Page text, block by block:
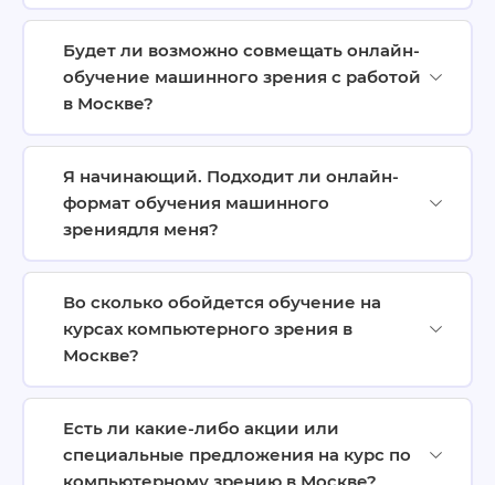
Будет ли возможно совмещать онлайн-
обучение машинного зрения с работой
в Москве?
Я начинающий. Подходит ли онлайн-
формат обучения машинного
зрениядля меня?
Во сколько обойдется обучение на
курсах компьютерного зрения в
Москве?
Есть ли какие-либо акции или
специальные предложения на курс по